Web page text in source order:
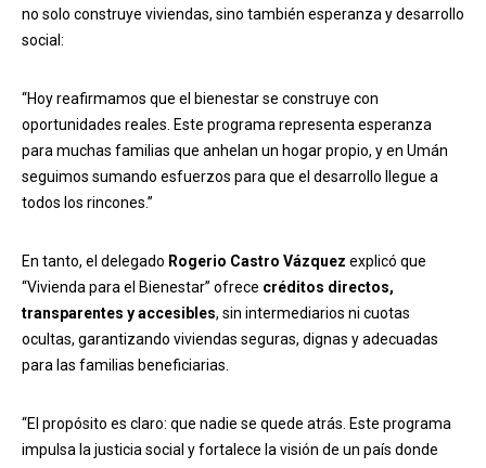
no solo construye viviendas, sino también esperanza y desarrollo
social:
“Hoy reafirmamos que el bienestar se construye con
oportunidades reales. Este programa representa esperanza
para muchas familias que anhelan un hogar propio, y en Umán
seguimos sumando esfuerzos para que el desarrollo llegue a
todos los rincones.”
En tanto, el delegado Rogerio Castro Vázquez explicó que
“Vivienda para el Bienestar” ofrece créditos directos,
transparentes y accesibles, sin intermediarios ni cuotas
ocultas, garantizando viviendas seguras, dignas y adecuadas
para las familias beneficiarias.
“El propósito es claro: que nadie se quede atrás. Este programa
impulsa la justicia social y fortalece la visión de un país donde